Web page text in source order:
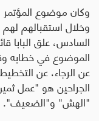
وكان موضوع
وخلال استقبالهم
السادس، علق البابا
الموضوع في خطابه
عن الرجاء، عن
الجراحين هو "عمل
"الهش" و"الضعيف".